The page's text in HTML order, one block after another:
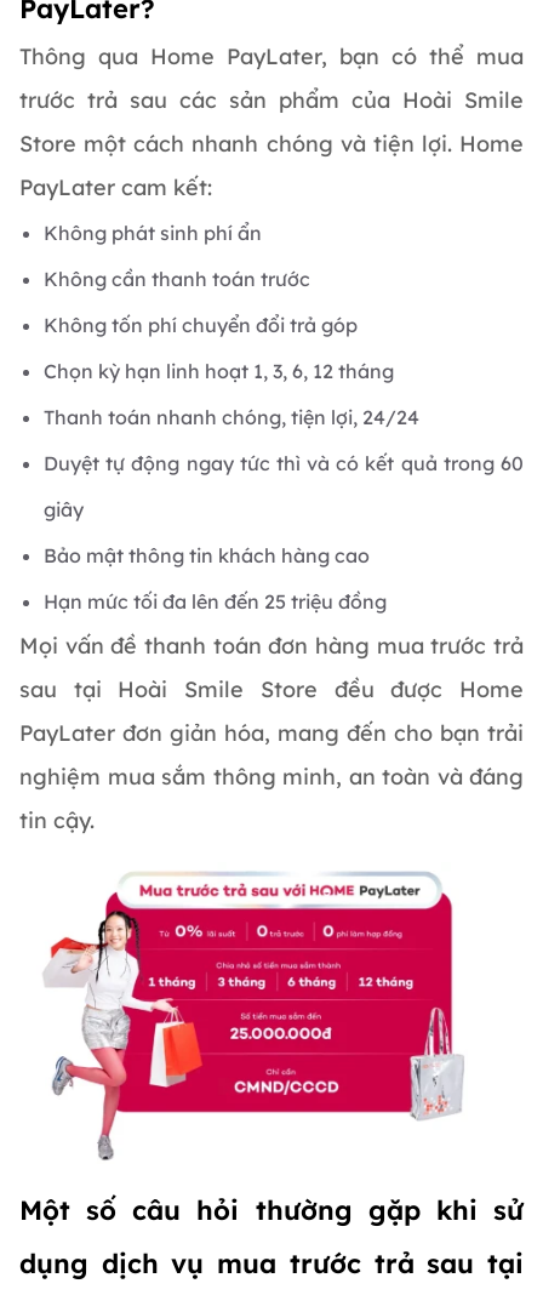
PayLater?
Thông qua Home PayLater, bạn có thể mua
trước trả sau các sản phẩm của Hoài Smile
Store một cách nhanh chóng và tiện lợi. Home
PayLater cam kết:
Không phát sinh phí ẩn
Không cần thanh toán trước
Không tốn phí chuyển đổi trả góp
Chọn kỳ hạn linh hoạt 1, 3, 6, 12 tháng
Thanh toán nhanh chóng, tiện lợi, 24/24
Duyệt tự động ngay tức thì và có kết quả trong 60
giây
Bảo mật thông tin khách hàng cao
Hạn mức tối đa lên đến 25 triệu đồng
Mọi vấn đề thanh toán đơn hàng mua trước trả
sau tại Hoài Smile Store đều được Home
PayLater đơn giản hóa, mang đến cho bạn trải
nghiệm mua sắm thông minh, an toàn và đáng
tin cậy.
Một số câu hỏi thường gặp khi sử
dụng dịch vụ mua trước trả sau tại